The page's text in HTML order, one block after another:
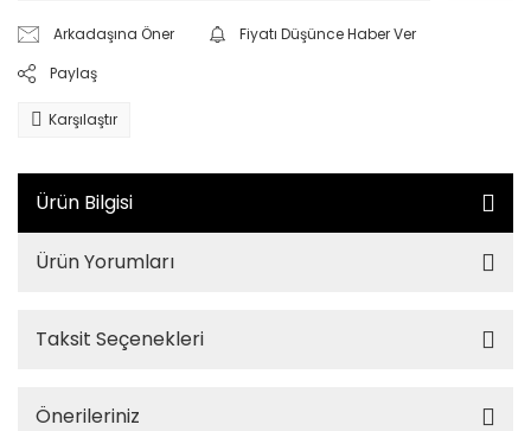
Arkadaşına Öner
Fiyatı Düşünce Haber Ver
Paylaş
Karşılaştır
Ürün Bilgisi
Ürün Yorumları
Taksit Seçenekleri
Önerileriniz